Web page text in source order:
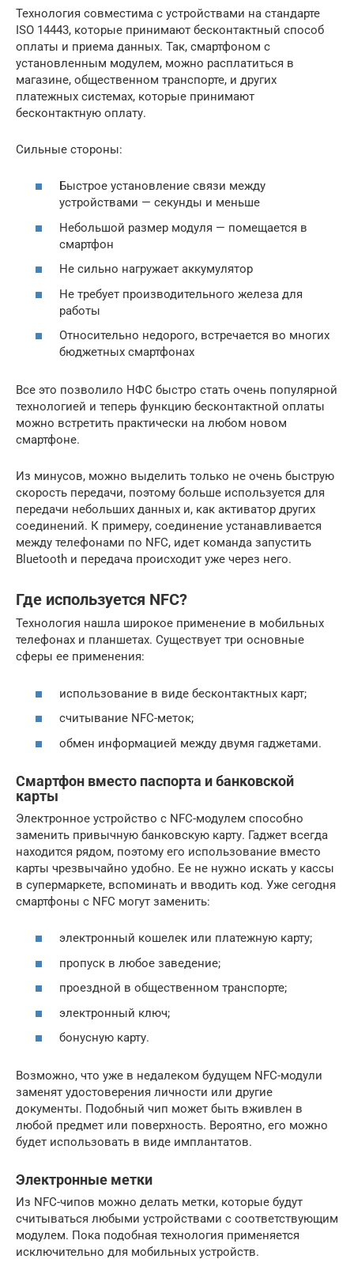
Технология совместима с устройствами на стандарте
ISO 14443, которые принимают бесконтактный способ
оплаты и приема данных. Так, смартфоном с
установленным модулем, можно расплатиться в
магазине, общественном транспорте, и других
платежных системах, которые принимают
бесконтактную оплату.
Сильные стороны:
Быстрое установление связи между
устройствами — секунды и меньше
Небольшой размер модуля — помещается в
смартфон
Не сильно нагружает аккумулятор
Не требует производительного железа для
работы
Относительно недорого, встречается во многих
бюджетных смартфонах
Все это позволило НФС быстро стать очень популярной
технологией и теперь функцию бесконтактной оплаты
можно встретить практически на любом новом
смартфоне.
Из минусов, можно выделить только не очень быструю
скорость передачи, поэтому больше используется для
передачи небольших данных и, как активатор других
соединений. К примеру, соединение устанавливается
между телефонами по NFC, идет команда запустить
Bluetooth и передача происходит уже через него.
Где используется NFC?
Технология нашла широкое применение в мобильных
телефонах и планшетах. Существует три основные
сферы ее применения:
использование в виде бесконтактных карт;
считывание NFC-меток;
обмен информацией между двумя гаджетами.
Смартфон вместо паспорта и банковской
карты
Электронное устройство с NFC-модулем способно
заменить привычную банковскую карту. Гаджет всегда
находится рядом, поэтому его использование вместо
карты чрезвычайно удобно. Ее не нужно искать у кассы
в супермаркете, вспоминать и вводить код. Уже сегодня
смартфоны с NFC могут заменить:
электронный кошелек или платежную карту;
пропуск в любое заведение;
проездной в общественном транспорте;
электронный ключ;
бонусную карту.
Возможно, что уже в недалеком будущем NFC-модули
заменят удостоверения личности или другие
документы. Подобный чип может быть вживлен в
любой предмет или поверхность. Вероятно, его можно
будет использовать в виде имплантатов.
Электронные метки
Из NFC-чипов можно делать метки, которые будут
считываться любыми устройствами с соответствующим
модулем. Пока подобная технология применяется
исключительно для мобильных устройств.